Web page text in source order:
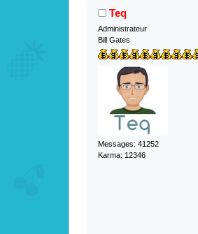
Teq
Administrateur
Bill Gates
Messages: 41252
Karma: 12346